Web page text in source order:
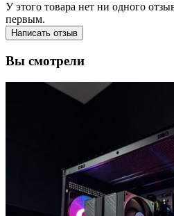
У этого товара нет ни одного
первым.
Написать отзыв
Вы смотрели